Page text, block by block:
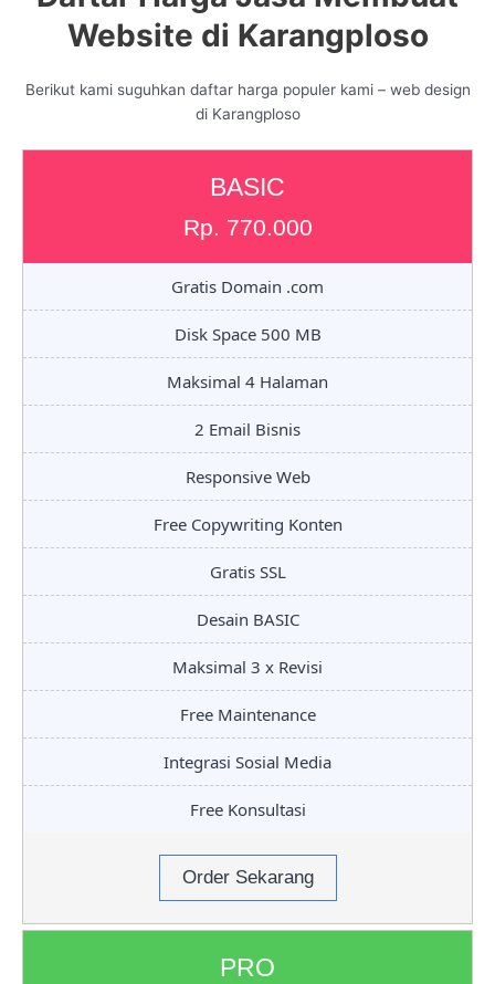
Website di Karangploso
Berikut kami suguhkan daftar harga populer kami – web design
di Karangploso
BASIC
Rp. 770.000
Gratis Domain .com
Disk Space 500 MB
Maksimal 4 Halaman
2 Email Bisnis
Responsive Web
Free Copywriting Konten
Gratis SSL
Desain BASIC
Maksimal 3 x Revisi
Free Maintenance
Integrasi Sosial Media
Free Konsultasi
Order Sekarang
PRO